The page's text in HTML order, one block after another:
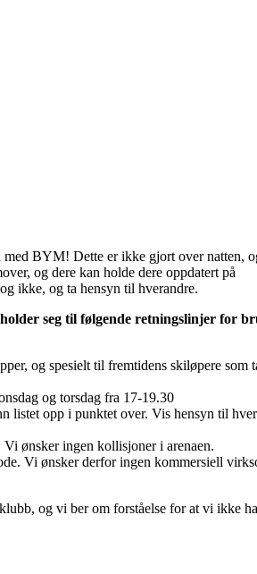
med BYM! Dette er ikke gjort over natten,
og dere kan holde dere oppdatert på
ikke, og ta hensyn til hverandre.
seg til følgende retningslinjer for
og spesielt til fremtidens skiløpere som
og torsdag fra 17-19.30
listet opp i punktet over. Vis hensyn til
ønsker ingen kollisjoner i arenaen.
Vi ønsker derfor ingen kommersiell
og vi ber om forståelse for at vi ikke